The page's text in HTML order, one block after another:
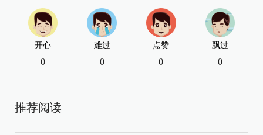
开心
0
难过
0
点赞
0
飘过
0
推荐阅读